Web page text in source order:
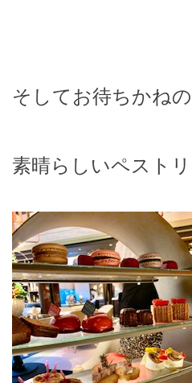
そしてお待ちかねの
素晴らしいペストリ